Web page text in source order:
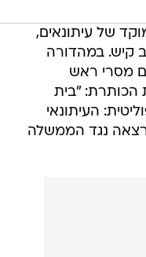
של עיתונאים,
קיש. במהדורה
מסרי ראש
"בית
העיתונאי
נגד הממשלה